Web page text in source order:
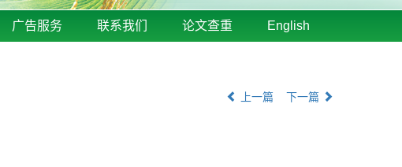
广告服务 联系我们 论文查重 English
上一篇 下一篇